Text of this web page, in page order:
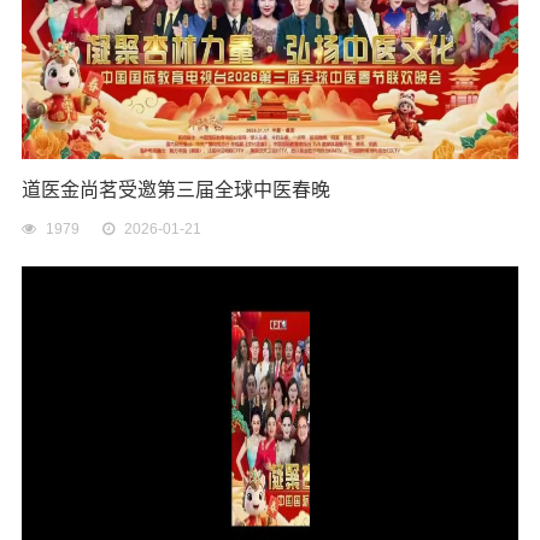
道医金尚茗受邀第三届全球中医春晚
1979 2026-01-21